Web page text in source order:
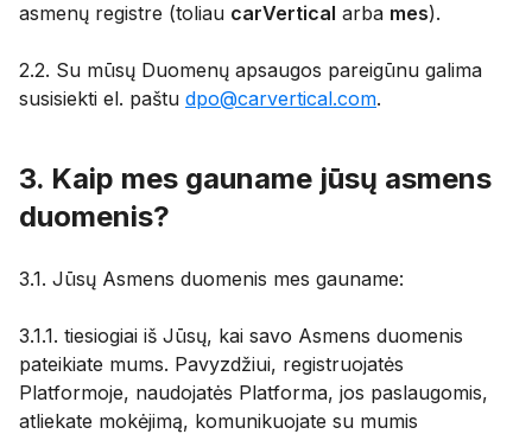
asmenų registre (toliau carVertical arba mes).
2.2. Su mūsų Duomenų apsaugos pareigūnu galima
susisiekti el. paštu dpo@carvertical.com.
3. Kaip mes gauname jūsų asmens
duomenis?
3.1. Jūsų Asmens duomenis mes gauname:
3.1.1. tiesiogiai iš Jūsų, kai savo Asmens duomenis
pateikiate mums. Pavyzdžiui, registruojatės
Platformoje, naudojatės Platforma, jos paslaugomis,
atliekate mokėjimą, komunikuojate su mumis